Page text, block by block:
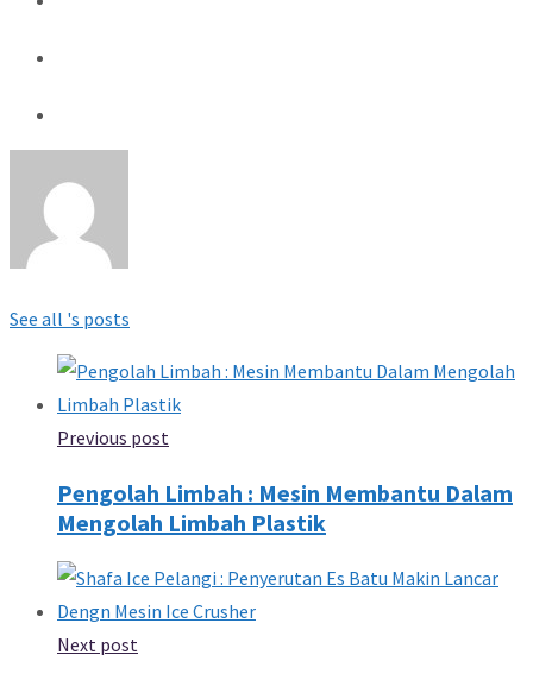
See all 's posts
Previous post
Pengolah Limbah : Mesin Membantu Dalam
Mengolah Limbah Plastik
Next post